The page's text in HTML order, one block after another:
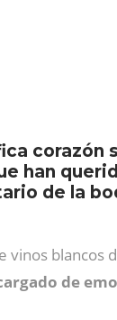
corazón
han
de la
blancos
de